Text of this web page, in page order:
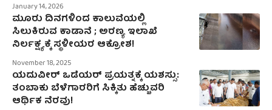
January 14, 2026
ಮೂರು ದಿನಗಳಿಂದ ಕಾಲುವೆಯಲ್ಲಿ
ಸಿಲುಕಿರುವ ಕಾಡಾನೆ ; ಅರಣ್ಯ ಇಲಾಖೆ
ನಿರ್ಲಕ್ಷ್ಯಕ್ಕೆ ಸ್ಥಳೀಯರ ಆಕ್ರೋಶ!
November 18, 2025
ಯದುವೀರ್‌ ಒಡೆಯರ್‌ ಪ್ರಯತ್ನಕ್ಕೆ ಯಶಸ್ಸು:
ತಂಬಾಕು ಬೆಳೆಗಾರರಿಗೆ ಸಿಕ್ಕಿತು ಹೆಚ್ಚುವರಿ
ಆರ್ಥಿಕ ನೆರವು!